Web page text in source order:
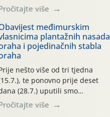
prije zamračivanja u proteklom
smo mjesecu tri puta upućivali
o preventivnim
zaštite krizantema od
uzročnika bolesti,
i fito-fagnih grinja (23.7.,
06.7.)! Na početku ovog
je zabilježeno je
i ekstremno vruće
razdoblje, uz
temperature […]
više
međimurskim
plantažnih nasada
i pojedinačnih stabla
nešto više od tri tjedna
te ponovno prije deset
(28.7.) uputili smo
vlasnicima plantažnih
nasada oraha i pojedinačnih
više